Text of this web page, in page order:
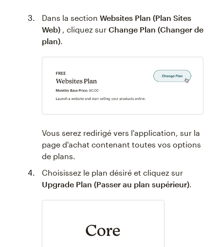
Dans la section Websites Plan (Plan Sites
Web) , cliquez sur Change Plan (Changer de
plan).
Vous serez redirigé vers l'application, sur la
page d'achat contenant toutes vos options
de plans.
Choisissez le plan désiré et cliquez sur
Upgrade Plan (Passer au plan supérieur).